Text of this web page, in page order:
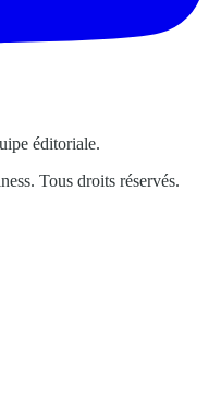
éditoriale.
Tous droits réservés.